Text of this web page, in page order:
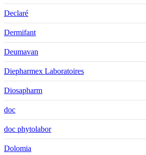
Declaré
Dermifant
Deumavan
Diepharmex Laboratoires
Diosapharm
doc
doc phytolabor
Dolomia